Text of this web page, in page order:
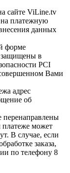
сайте ViLine.tv
на платежную
данных
форме
защищены в
PCI
Вами
адрес
об
перенаправлены
может
В случае, если
заказа,
по телефону 8